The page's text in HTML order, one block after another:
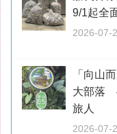
9/1起全
2026-07-
「向山
大部落
旅人
2026-07-